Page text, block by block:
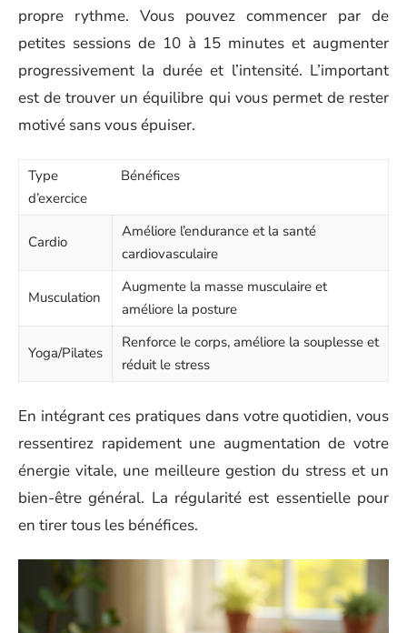
propre rythme. Vous pouvez commencer par de
petites sessions de 10 à 15 minutes et augmenter
progressivement la durée et l’intensité. L’important
est de trouver un équilibre qui vous permet de rester
motivé sans vous épuiser.
Type
d’exercice
Bénéfices
Cardio
Améliore l’endurance et la santé
cardiovasculaire
Musculation
Augmente la masse musculaire et
améliore la posture
Yoga/Pilates
Renforce le corps, améliore la souplesse et
réduit le stress
En intégrant ces pratiques dans votre quotidien, vous
ressentirez rapidement une augmentation de votre
énergie vitale, une meilleure gestion du stress et un
bien-être général. La régularité est essentielle pour
en tirer tous les bénéfices.